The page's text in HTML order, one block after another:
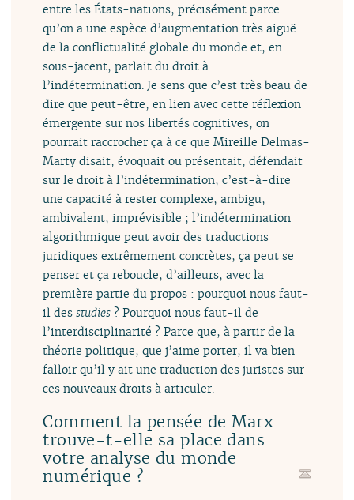
entre les États-nations, précisément parce
qu’on a une espèce d’augmentation très aiguë
de la conflictualité globale du monde et, en
sous-jacent, parlait du droit à
l’indétermination. Je sens que c’est très beau de
dire que peut-être, en lien avec cette réflexion
émergente sur nos libertés cognitives, on
pourrait raccrocher ça à ce que Mireille Delmas-
Marty disait, évoquait ou présentait, défendait
sur le droit à l’indétermination, c’est-à-dire
une capacité à rester complexe, ambigu,
ambivalent, imprévisible ; l’indétermination
algorithmique peut avoir des traductions
juridiques extrêmement concrètes, ça peut se
penser et ça reboucle, d’ailleurs, avec la
première partie du propos : pourquoi nous faut-
il desstudies ? Pourquoi nous faut-il de
l’interdisciplinarité ? Parce que, à partir de la
théorie politique, que j’aime porter, il va bien
falloir qu’il y ait une traduction des juristes sur
ces nouveaux droits à articuler.
Comment la pensée de Marx
trouve-t-elle sa place dans
votre analyse du monde
numérique ?